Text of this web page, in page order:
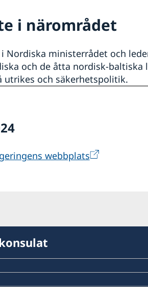
i närområdet
Nordiska ministerrådet och
och de åtta nordisk-baltiska
och säkerhetspolitik.
webbplats